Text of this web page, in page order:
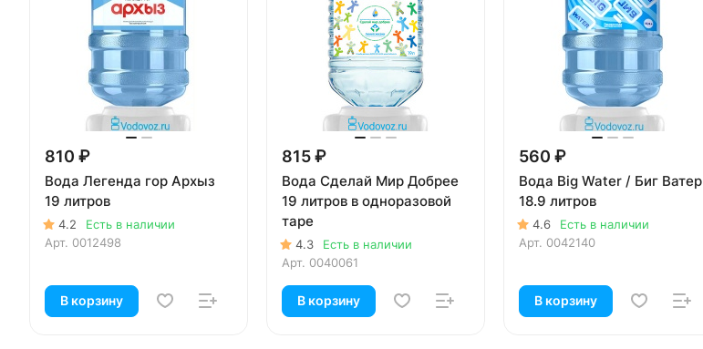
810 ₽
Вода Легенда гор Архыз
19 литров
4.2
Есть в наличии
Арт. 0012498
В корзину
815 ₽
Вода Сделай Мир Добрее
19 литров в одноразовой
таре
4.3
Есть в наличии
Арт. 0040061
В корзину
560 ₽
Вода Big Water / Биг Ватер
18.9 литров
4.6
Есть в наличии
Арт. 0042140
В корзину